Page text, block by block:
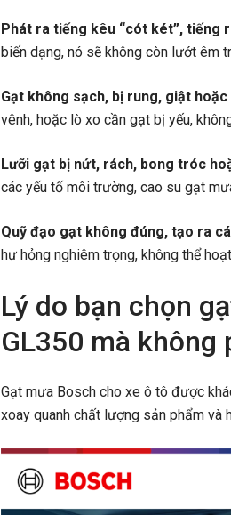
Phát ra tiếng kêu “cót két”, tiếng
biến dạng, nó sẽ không còn lướt êm
Gạt không sạch, bị rung, giật
vênh, hoặc lò xo cần gạt bị yếu,
Lưỡi gạt bị nứt, rách, bong tróc
các yếu tố môi trường, cao su gạt
Quỹ đạo gạt không đúng, tạo ra
hư hỏng nghiêm trọng, không thể
Lý do bạn chọn
GL350 mà không
Gạt mưa Bosch cho xe ô tô được
xoay quanh chất lượng sản phẩm và